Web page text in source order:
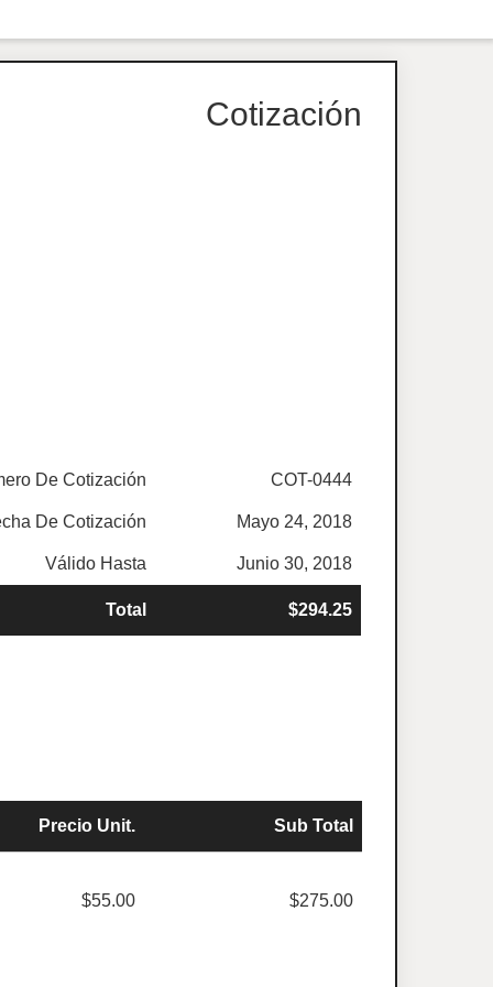
Cotización
De Cotización COT-0444
De Cotización Mayo 24, 2018
Válido Hasta Junio 30, 2018
Total $294.25
Precio Unit. Sub Total
$55.00 $275.00